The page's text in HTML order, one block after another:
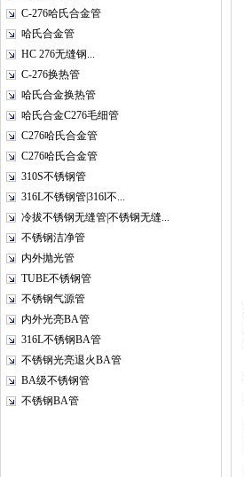
C-276哈氏合金管
哈氏合金管
HC 276无缝钢...
C-276换热管
哈氏合金换热管
哈氏合金C276毛细管
C276哈氏合金管
C276哈氏合金管
310S不锈钢管
316L不锈钢管|316l不...
冷拔不锈钢无缝管|不锈钢无缝...
不锈钢洁净管
内外抛光管
TUBE不锈钢管
不锈钢气源管
内外光亮BA管
316L不锈钢BA管
不锈钢光亮退火BA管
BA级不锈钢管
不锈钢BA管